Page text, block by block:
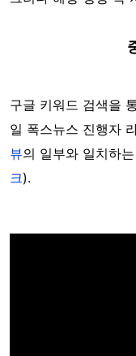
구글 키워드 검색을
일 폭스뉴스 진행자
뷰의 일부와 일치하
크).